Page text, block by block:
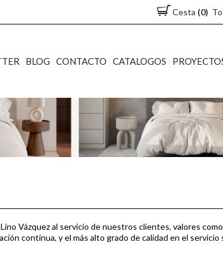
BLOG CONTACTO CATALOGOS
Cesta (0)
Vázquez al servicio de nuestros clientes, valores como
continua, y el más alto grado de calidad en el servicio